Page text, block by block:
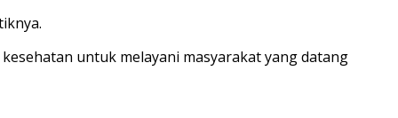
untuk melayani masyarakat yang datang